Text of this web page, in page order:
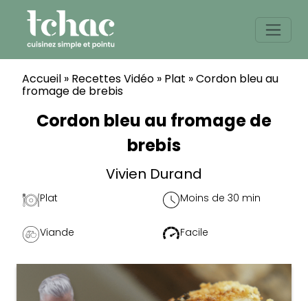
content
Accueil » Recettes Vidéo » Plat »Cordon bleu au
fromage de brebis
Cordon bleu au fromage de
brebis
Vivien Durand
Plat Moins de 30 min
Viande Facile